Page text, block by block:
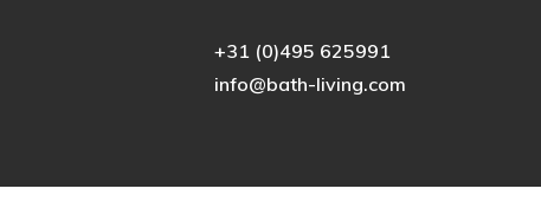
+31 (0)495 625991
info@bath-living.com